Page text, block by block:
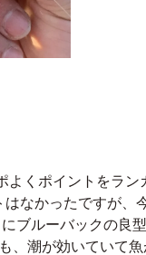
よくポイントをラン
なかったですが、
ブルーバックの良
、潮が効いていて魚